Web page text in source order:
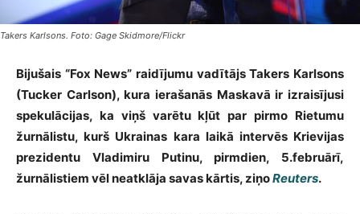
Takers Karlsons. Foto: Gage Skidmore/Flickr
Bijušais “Fox News” raidījumu vadītājs Takers Karlsons
(Tucker Carlson), kura ierašanās Maskavā ir izraisījusi
spekulācijas, ka viņš varētu kļūt par pirmo Rietumu
žurnālistu, kurš Ukrainas kara laikā intervēs Krievijas
prezidentu Vladimiru Putinu, pirmdien, 5.februārī,
žurnālistiem vēl neatklāja savas kārtis, ziņoReuters.